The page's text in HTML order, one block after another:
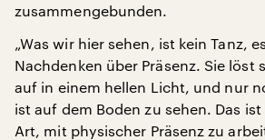
zusammengebunden.
„Was wir hier sehen, ist kein Tanz,
Nachdenken über Präsenz. Sie löst
auf in einem hellen Licht, und nur
ist auf dem Boden zu sehen. Das
Art, mit physischer Präsenz zu